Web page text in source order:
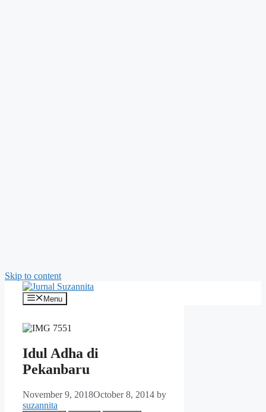
Skip to content
Menu
Idul Adha di
Pekanbaru
November 9, 2018October 8, 2014 by
suzannita